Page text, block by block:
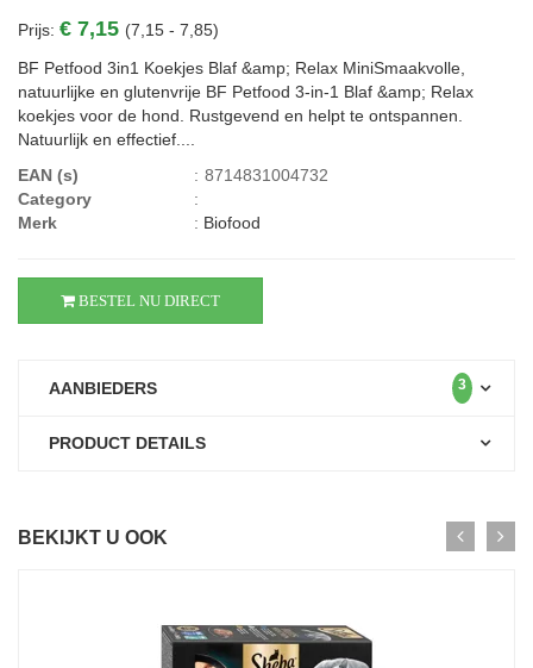
Prijs: € 7,15 (7,15 - 7,85)
BF Petfood 3in1 Koekjes Blaf &amp; Relax MiniSmaakvolle,
natuurlijke en glutenvrije BF Petfood 3-in-1 Blaf &amp; Relax
koekjes voor de hond. Rustgevend en helpt te ontspannen.
Natuurlijk en effectief....
EAN (s)
: 8714831004732
Category
:
Merk
: Biofood
BESTEL NU DIRECT
AANBIEDERS 3
PRODUCT DETAILS
BEKIJKT U OOK